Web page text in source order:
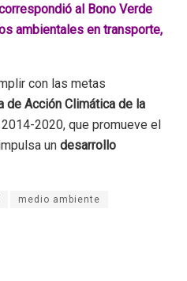
al Bono Verde
ambientales en transporte,
con las metas
de Acción Climática de la
2014-2020, que promueve el
un desarrollo
medio ambiente